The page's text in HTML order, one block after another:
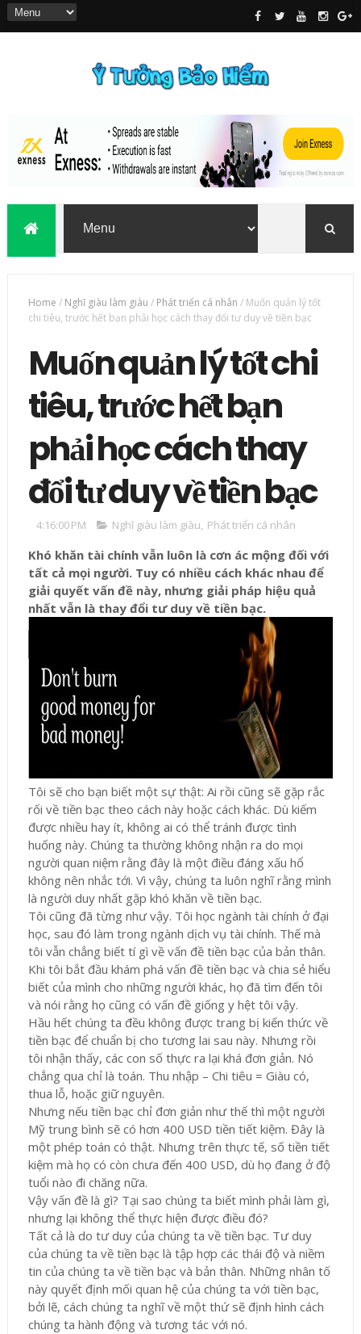
Home / Nghĩ giàu làm giàu / Phát triển cá nhân / Muốn quản lý tốt
chi tiêu, trước hết bạn phải học cách thay đổi tư duy về tiền bạc
Muốn quản lý tốt chi
tiêu, trước hết bạn
phải học cách thay
đổi tư duy về tiền bạc
4:16:00 PM Nghĩ giàu làm giàu, Phát triển cá nhân
Khó khăn tài chính vẫn luôn là cơn ác mộng đối với
tất cả mọi người. Tuy có nhiều cách khác nhau để
giải quyết vấn đề này, nhưng giải pháp hiệu quả
nhất vẫn là thay đổi tư duy về tiền bạc.
Tôi sẽ cho bạn biết một sự thật: Ai rồi cũng sẽ gặp rắc
rối về tiền bạc theo cách này hoặc cách khác. Dù kiếm
được nhiều hay ít, không ai có thể tránh được tình
huống này. Chúng ta thường không nhận ra do mọi
người quan niệm rằng đây là một điều đáng xấu hổ
không nên nhắc tới. Vì vậy, chúng ta luôn nghĩ rằng mình
là người duy nhất gặp khó khăn về tiền bạc.
Tôi cũng đã từng như vậy. Tôi học ngành tài chính ở đại
học, sau đó làm trong ngành dịch vụ tài chính. Thế mà
tôi vẫn chẳng biết tí gì về vấn đề tiền bạc của bản thân.
Khi tôi bắt đầu khám phá vấn đề tiền bạc và chia sẻ hiểu
biết của mình cho những người khác, họ đã tìm đến tôi
và nói rằng họ cũng có vấn đề giống y hệt tôi vậy.
Hầu hết chúng ta đều không được trang bị kiến thức về
tiền bạc để chuẩn bị cho tương lai sau này. Nhưng rồi
tôi nhận thấy, các con số thực ra lại khá đơn giản. Nó
chẳng qua chỉ là toán. Thu nhập – Chi tiêu = Giàu có,
thua lỗ, hoặc giữ nguyên.
Nhưng nếu tiền bạc chỉ đơn giản như thế thì một người
Mỹ trung bình sẽ có hơn 400 USD tiền tiết kiệm. Đây là
một phép toán có thật. Nhưng trên thực tế, số tiền tiết
kiệm mà họ có còn chưa đến 400 USD, dù họ đang ở độ
tuổi nào đi chăng nữa.
Vậy vấn đề là gì? Tại sao chúng ta biết mình phải làm gì,
nhưng lại không thể thực hiện được điều đó?
Tất cả là do tư duy của chúng ta về tiền bạc. Tư duy
của chúng ta về tiền bạc là tập hợp các thái độ và niềm
tin của chúng ta về tiền bạc và bản thân. Những nhân tố
này quyết định mối quan hệ của chúng ta với tiền bạc,
bởi lẽ, cách chúng ta nghĩ về một thứ sẽ định hình cách
chúng ta hành động và tương tác với nó.